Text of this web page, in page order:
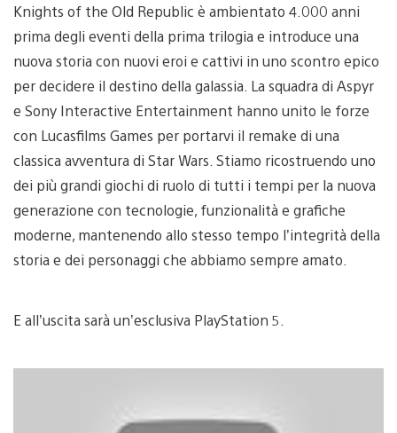
Knights of the Old Republic è ambientato 4.000 anni
prima degli eventi della prima trilogia e introduce una
nuova storia con nuovi eroi e cattivi in uno scontro epico
per decidere il destino della galassia. La squadra di Aspyr
e Sony Interactive Entertainment hanno unito le forze
con Lucasfilms Games per portarvi il remake di una
classica avventura di Star Wars. Stiamo ricostruendo uno
dei più grandi giochi di ruolo di tutti i tempi per la nuova
generazione con tecnologie, funzionalità e grafiche
moderne, mantenendo allo stesso tempo l’integrità della
storia e dei personaggi che abbiamo sempre amato.
E all’uscita sarà un’esclusiva PlayStation 5.